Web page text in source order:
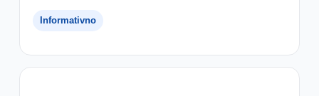
Informativno